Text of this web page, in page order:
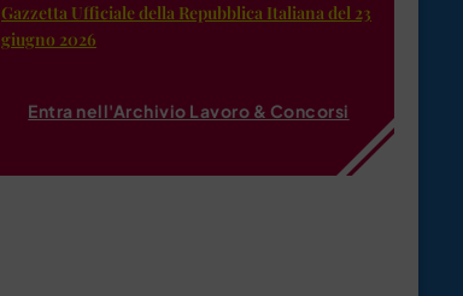
Gazzetta Ufficiale della Repubblica Italiana del 23
giugno 2026
Entra nell'Archivio Lavoro & Concorsi